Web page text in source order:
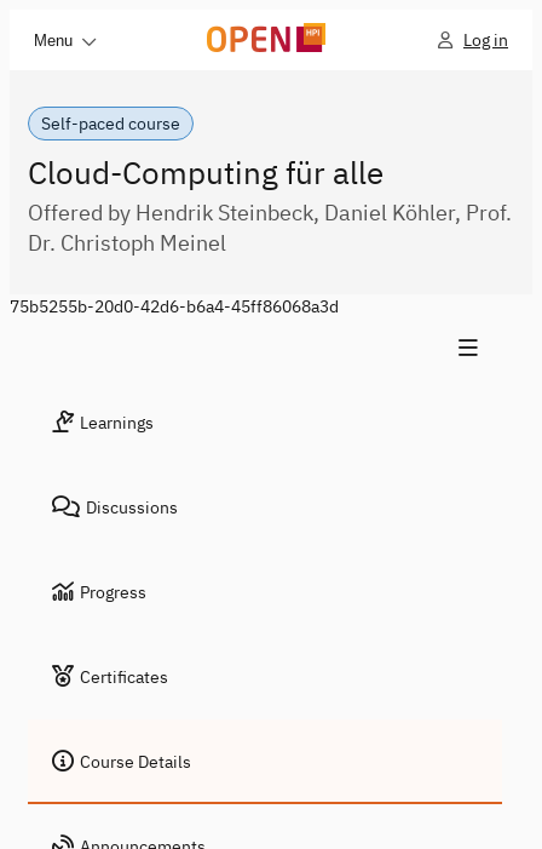
Menu Log in
Self-paced course
Cloud-Computing für alle
Offered by Hendrik Steinbeck, Daniel Köhler, Prof.
Dr. Christoph Meinel
75b5255b-20d0-42d6-b6a4-45ff86068a3d
Learnings
Discussions
Progress
Certificates
Course Details